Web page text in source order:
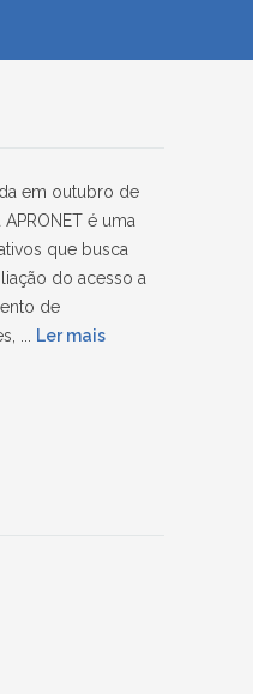
em outubro de
é uma
que busca
do acesso a
de
...
Ler mais